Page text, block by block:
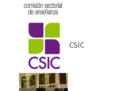
CSIC